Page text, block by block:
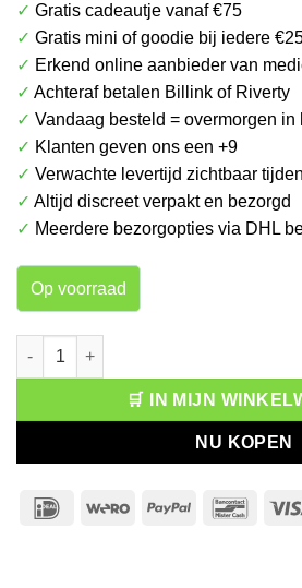
✓ Gratis cadeautje vanaf €75
✓ Gratis mini of goodie bij iedere
✓ Erkend online aanbieder van
✓ Achteraf betalen Billink of Riverty
✓ Vandaag besteld = overmorgen in
✓ Klanten geven ons een +9
✓ Verwachte levertijd zichtbaar
✓ Altijd discreet verpakt en bezorgd
✓ Meerdere bezorgopties via DHL
Op voorraad
Heno de Pravia Deospray Classic
🛒 IN MIJN
NU KOPEN
IDeal Wero PayPal